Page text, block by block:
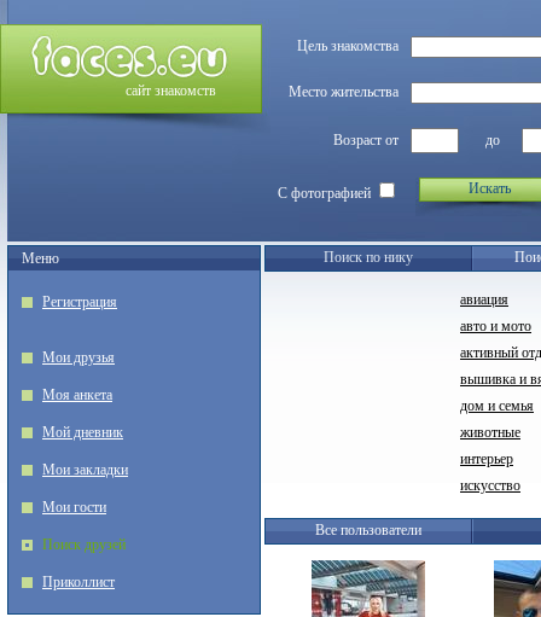
сайт знакомств
Цель знакомства
Место жительства
Возраст от до
С фотографией Искать
Меню
Регистрация
Мои друзья
Моя анкета
Мой дневник
Мои закладки
Мои гости
Поиск друзей
Приколлист
Поиск по нику
авиация
авто и мото
активный
вышивка и
дом и семья
животные
интерьер
искусство
Все пользователи